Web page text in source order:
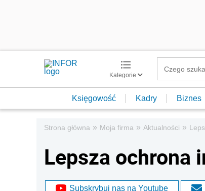
Kategorie
Księgowość Kadry Biznes
Strona główna » Moja firma » Aktualności »
Lepsza ochrona
Subskrybuj nas na Youtube